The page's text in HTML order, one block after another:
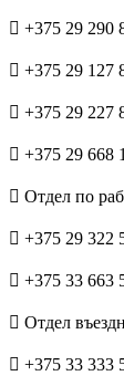
+375 29 290
+375 29 127
+375 29 227
+375 29 668
Отдел по
+375 29 322
+375 33 663
Отдел
+375 33 333